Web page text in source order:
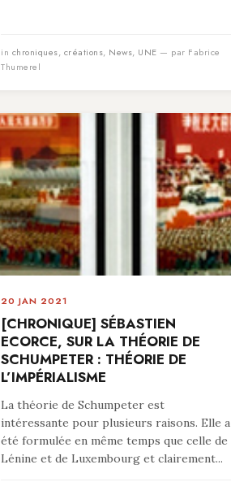
in chroniques, créations, News, UNE — par Fabrice
Thumerel
20 JAN 2021
[CHRONIQUE] SÉBASTIEN
ECORCE, SUR LA THÉORIE DE
SCHUMPETER : THÉORIE DE
L’IMPÉRIALISME
La théorie de Schumpeter est
intéressante pour plusieurs raisons. Elle a
été formulée en même temps que celle de
Lénine et de Luxembourg et clairement...